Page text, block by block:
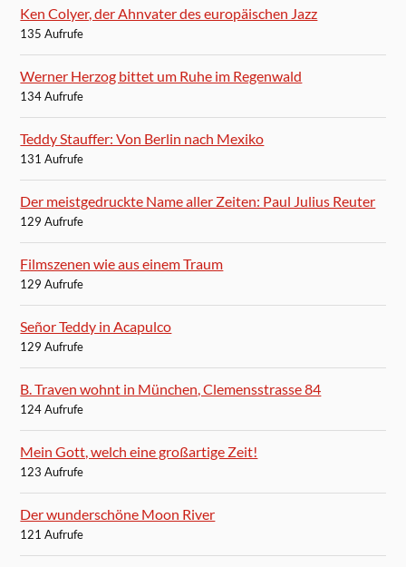
Ken Colyer, der Ahnvater des europäischen Jazz
135 Aufrufe
Werner Herzog bittet um Ruhe im Regenwald
134 Aufrufe
Teddy Stauffer: Von Berlin nach Mexiko
131 Aufrufe
Der meistgedruckte Name aller Zeiten: Paul Julius Reuter
129 Aufrufe
Filmszenen wie aus einem Traum
129 Aufrufe
Señor Teddy in Acapulco
129 Aufrufe
B. Traven wohnt in München, Clemensstrasse 84
124 Aufrufe
Mein Gott, welch eine großartige Zeit!
123 Aufrufe
Der wunderschöne Moon River
121 Aufrufe